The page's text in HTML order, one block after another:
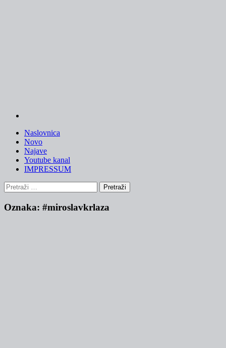
Naslovnica
Novo
Najave
Youtube kanal
IMPRESSUM
Pretraži:
Oznaka: #miroslavkrlaza